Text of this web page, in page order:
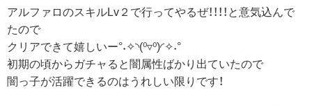
アルファロのスキルLv２で行ってやるぜ！！！！と意気込んで
たので
クリアできて嬉しいー°˖✧◝(⁰▿⁰)◜✧˖°
初期の頃からガチャると闇属性ばかり出ていたので
闇っ子が活躍できるのはうれしい限りです！